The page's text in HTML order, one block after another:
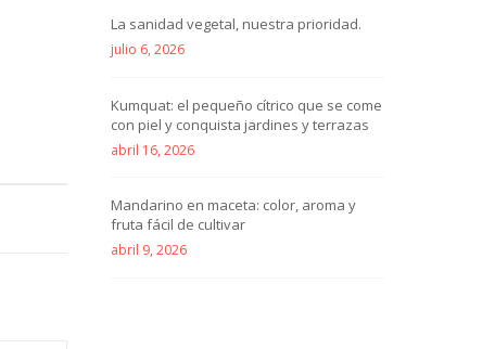
La sanidad vegetal, nuestra prioridad.
julio 6, 2026
Kumquat: el pequeño cítrico que se come
con piel y conquista jardines y terrazas
abril 16, 2026
Mandarino en maceta: color, aroma y
fruta fácil de cultivar
abril 9, 2026